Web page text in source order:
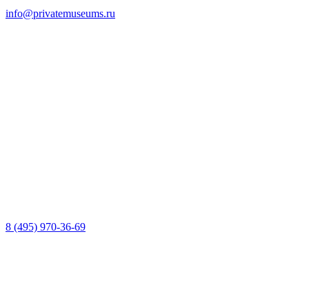
info@privatemuseums.ru
8 (495) 970-36-69